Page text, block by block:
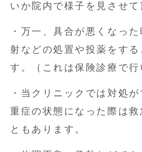
いか院内で様子を見させて
・万一、具合が悪くなっ
射などの処置や投薬をする
す。（これは保険診療で行
・当クリニックでは対処
重症の状態になった際は救
ともあります。